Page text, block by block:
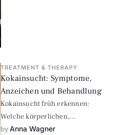
TREATMENT & THERAPY
Kokainsucht: Symptome,
Anzeichen und Behandlung
Kokainsucht früh erkennen:
Welche körperlichen,
psychischen und
by Anna Wagner